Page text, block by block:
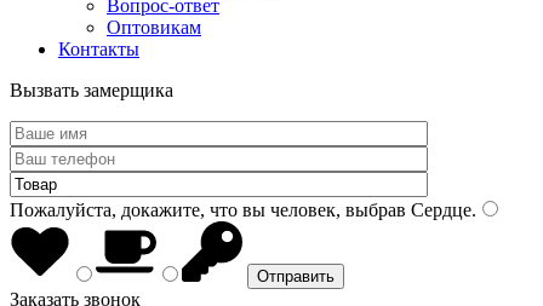
Вопрос-ответ
Оптовикам
Контакты
Вызвать замерщика
Пожалуйста, докажите, что вы человек, выбрав Сердце.
Заказать звонок